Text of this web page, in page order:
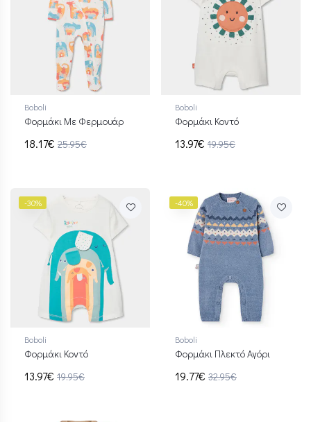
Boboli
Φορμάκι Με Φερμουάρ
18.17€ 25.95€
Boboli
Φορμάκι Κοντό
13.97€ 19.95€
-30%
Boboli
Φορμάκι Κοντό
13.97€ 19.95€
-40%
Boboli
Φορμάκι Πλεκτό Αγόρι
19.77€ 32.95€